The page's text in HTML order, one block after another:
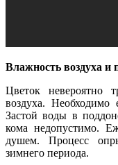
Влажность воздуха и
Цветок невероятно
воздуха. Необходимо
Застой воды в
кома недопустимо.
душем. Процесс
зимнего периода.